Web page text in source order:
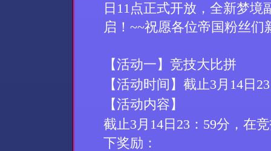
日11点正式开放，全新梦境
启！ ~~祝愿各位帝国粉丝们
【活动一】 竞技大比拼
【活动时间】截止3 月 14日 23
【活动内容】
截止3 月 14日 23 ： 59分 ， 在
下奖励：